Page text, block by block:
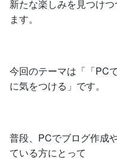
新たな楽しみを見つけ
ます。
今回のテーマは「「PC
に気をつける」です。
普段、PCでブログ作成
ている方にとって